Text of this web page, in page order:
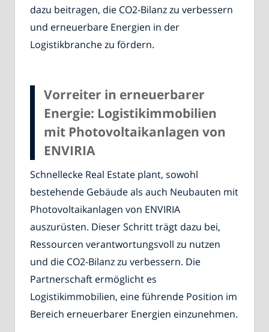
dazu beitragen, die CO2-Bilanz zu verbessern
und erneuerbare Energien in der
Logistikbranche zu fördern.
Vorreiter in erneuerbarer
Energie: Logistikimmobilien
mit Photovoltaikanlagen von
ENVIRIA
Schnellecke Real Estate plant, sowohl
bestehende Gebäude als auch Neubauten mit
Photovoltaikanlagen von ENVIRIA
auszurüsten. Dieser Schritt trägt dazu bei,
Ressourcen verantwortungsvoll zu nutzen
und die CO2-Bilanz zu verbessern. Die
Partnerschaft ermöglicht es
Logistikimmobilien, eine führende Position im
Bereich erneuerbarer Energien einzunehmen.